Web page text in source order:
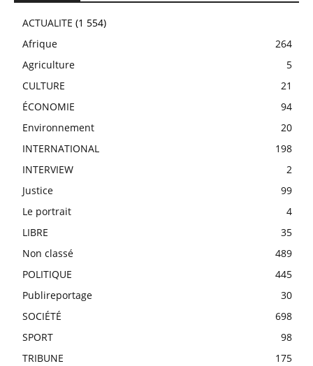
ACTUALITE (1 554)
Afrique
264
Agriculture
5
CULTURE
21
ÉCONOMIE
94
Environnement
20
INTERNATIONAL
198
INTERVIEW
2
Justice
99
Le portrait
4
LIBRE
35
Non classé
489
POLITIQUE
445
Publireportage
30
SOCIÉTÉ
698
SPORT
98
TRIBUNE
175